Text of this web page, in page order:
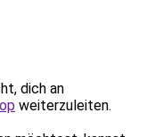
dich an
weiterzuleiten.